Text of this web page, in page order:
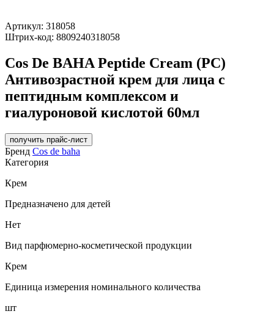
Артикул: 318058
Штрих-код: 8809240318058
Cos De BAHA Peptide Cream (PC)
Антивозрастной крем для лица с
пептидным комплексом и
гиалуроновой кислотой 60мл
получить прайс-лист
Бренд Cos de baha
Категория
Крем
Предназначено для детей
Нет
Вид парфюмерно-косметической продукции
Крем
Единица измерения номинального количества
шт